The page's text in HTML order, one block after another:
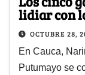
lidiar con
OCTUBRE 28,
En Cauca,
Putumayo se